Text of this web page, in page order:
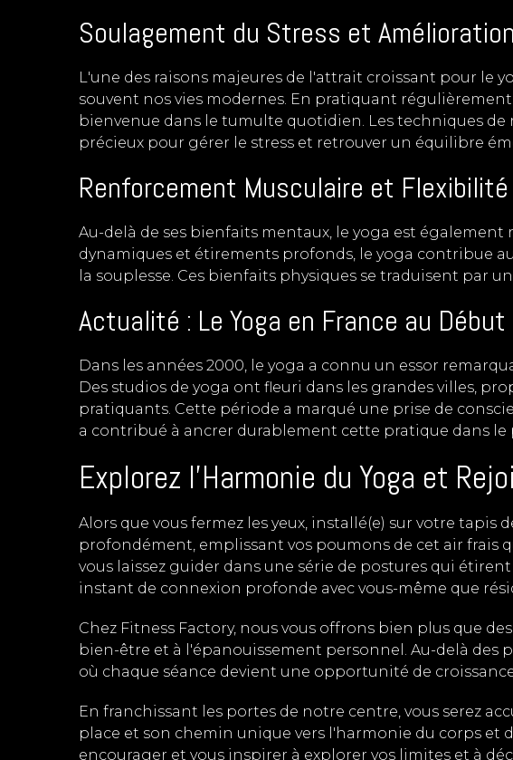
Soulagement du Stress et
L'une des raisons majeures de l'attrait croissant pour le
souvent nos vies modernes. En pratiquant
bienvenue dans le tumulte quotidien. Les techniques
précieux pour gérer le stress et retrouver un équilibre
Renforcement Musculaire et Flexibilité
Au-delà de ses bienfaits mentaux, le yoga est
dynamiques et étirements profonds, le yoga contribue
la souplesse. Ces bienfaits physiques se traduisent par
Actualité : Le Yoga en France au
Dans les années 2000, le yoga a connu un essor
Des studios de yoga ont fleuri dans les grandes villes,
pratiquants. Cette période a marqué une prise de
a contribué à ancrer durablement cette pratique dans le
Explorez l'Harmonie du Yoga et
Alors que vous fermez les yeux, installé(e) sur votre tapis
profondément, emplissant vos poumons de cet air frais
vous laissez guider dans une série de postures qui
instant de connexion profonde avec vous-même que
Chez Fitness Factory, nous vous offrons bien plus que
bien-être et à l'épanouissement personnel. Au-delà des
où chaque séance devient une opportunité de
En franchissant les portes de notre centre, vous serez
place et son chemin unique vers l'harmonie du corps et
encourager et vous inspirer à explorer vos limites et à